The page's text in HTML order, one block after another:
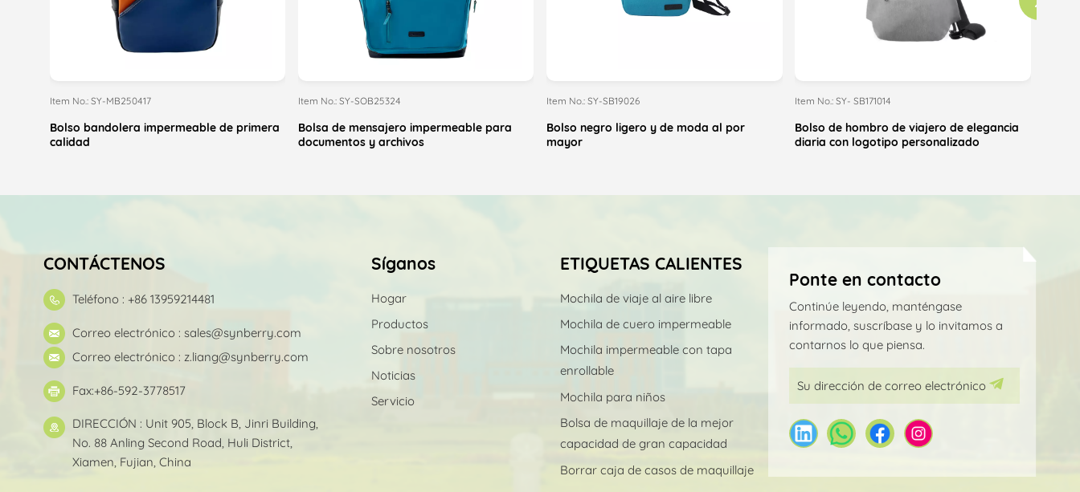
Item No.: SY-MB250417
Bolso bandolera impermeable de primera
calidad
Item No.: SY-SOB25324
Bolsa de mensajero impermeable para
documentos y archivos
Item No.: SY-SB19026
Bolso negro ligero y de moda al por
mayor
Item No.: SY- SB171014
Bolso de hombro de viajero de elegancia
diaria con logotipo personalizado
CONTÁCTENOS
Teléfono : +86 13959214481
Correo electrónico : sales@synberry.com
Correo electrónico : z.liang@synberry.com
Fax:+86-592-3778517
DIRECCIÓN : Unit 905, Block B, Jinri Building,
No. 88 Anling Second Road, Huli District,
Xiamen, Fujian, China
Síganos
Hogar
Productos
Sobre nosotros
Noticias
Servicio
ETIQUETAS CALIENTES
Mochila de viaje al aire libre
Mochila de cuero impermeable
Mochila impermeable con tapa
enrollable
Mochila para niños
Bolsa de maquillaje de la mejor
capacidad de gran capacidad
Borrar caja de casos de maquillaje
Ponte en contacto
Continúe leyendo, manténgase
informado, suscríbase y lo invitamos a
contarnos lo que piensa.